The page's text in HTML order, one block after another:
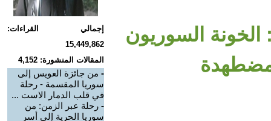
الخونة السوريون
مضطهدة
إجمالي القراءات:
15,449,862
المقالات المنشورة: 4,152
- من جائزة العويس إلى
سوريا المقسمة - رحلة
في قلب الدمار الاست ...
- رحلة عبر الزمن: من
سوريا الحرية إلى أسر